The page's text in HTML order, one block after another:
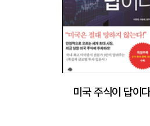
미국 주식이 답이다